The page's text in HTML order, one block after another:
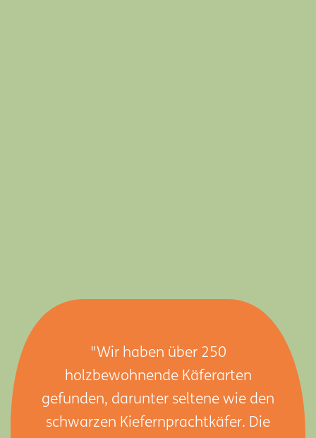
"Wir haben über 250
holzbewohnende Käferarten
gefunden, darunter seltene wie den
schwarzen Kiefernprachtkäfer. Die